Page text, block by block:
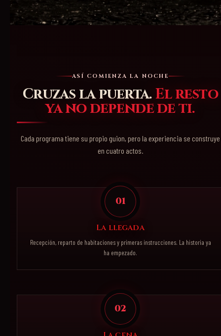
ASÍ COMIENZA LA NOCHE
Cruzas la puerta.El resto
ya no depende de ti.
Cada programa tiene su propio guion, pero la experiencia se construye
en cuatro actos.
01
La llegada
Recepción, reparto de habitaciones y primeras instrucciones. La historia ya
ha empezado.
02